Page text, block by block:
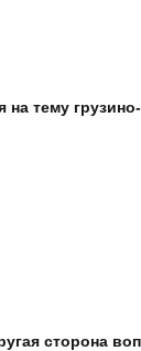
тему
сторона